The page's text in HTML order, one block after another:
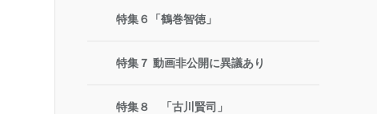
特集６「鶴巻智徳」
特集７ 動画非公開に異議あり
特集８ 「古川賢司」